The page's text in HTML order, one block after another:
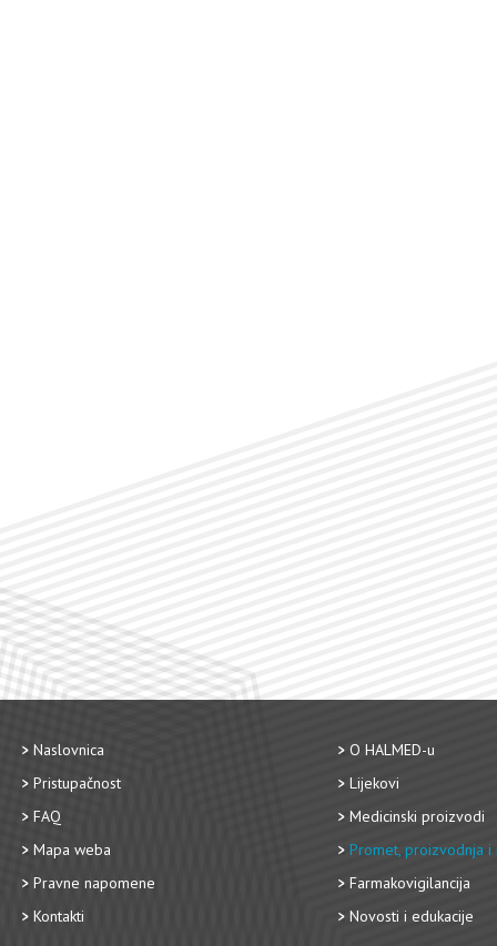
Naslovnica
Pristupačnost
FAQ
Mapa weba
Pravne napomene
Kontakti
O HALMED-u
Lijekovi
Medicinski proizvodi
Promet, proizvodnja i
Farmakovigilancija
Novosti i edukacije